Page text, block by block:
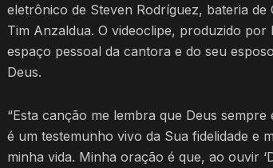
eletrônico de Steven Rodríguez, bateria de
Tim Anzaldua. O videoclipe, produzido
espaço pessoal da cantora e do seu
Deus.
“Esta canção me lembra que Deus
é um testemunho vivo da Sua fidelidade e
minha vida. Minha oração é que, ao ouvir